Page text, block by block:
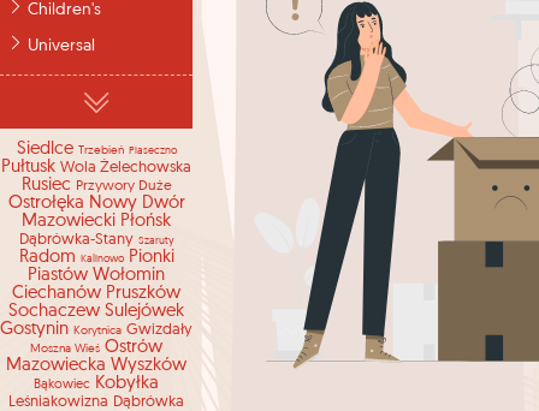
Children's
Universal
Siedlce Trzebień Piaseczno
Pułtusk Wola Żelechowska
Rusiec Przywory Duże
Ostrołęka Nowy Dwór
Mazowiecki Płońsk
Dąbrówka-Stany Szaruty
Radom Kalinowo
Pionki
Piastów Wołomin
Ciechanów Pruszków
Sochaczew Sulejówek
Gostynin Korytnica Gwizdały
Moszna-Wieś Ostrów
Mazowiecka Wyszków
Bąkowiec Kobyłka
Leśniakowizna Dąbrówka